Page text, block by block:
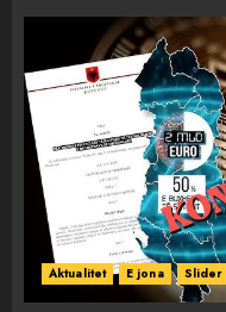
Aktualitet E jona Slider